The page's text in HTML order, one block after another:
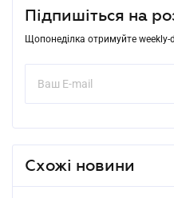
Підпишіться на
Щопонеділка отримуйте weekly-
Схожі новини